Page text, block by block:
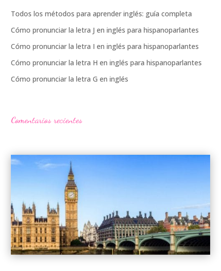
Todos los métodos para aprender inglés: guía completa
Cómo pronunciar la letra J en inglés para hispanoparlantes
Cómo pronunciar la letra I en inglés para hispanoparlantes
Cómo pronunciar la letra H en inglés para hispanoparlantes
Cómo pronunciar la letra G en inglés
Comentarios recientes